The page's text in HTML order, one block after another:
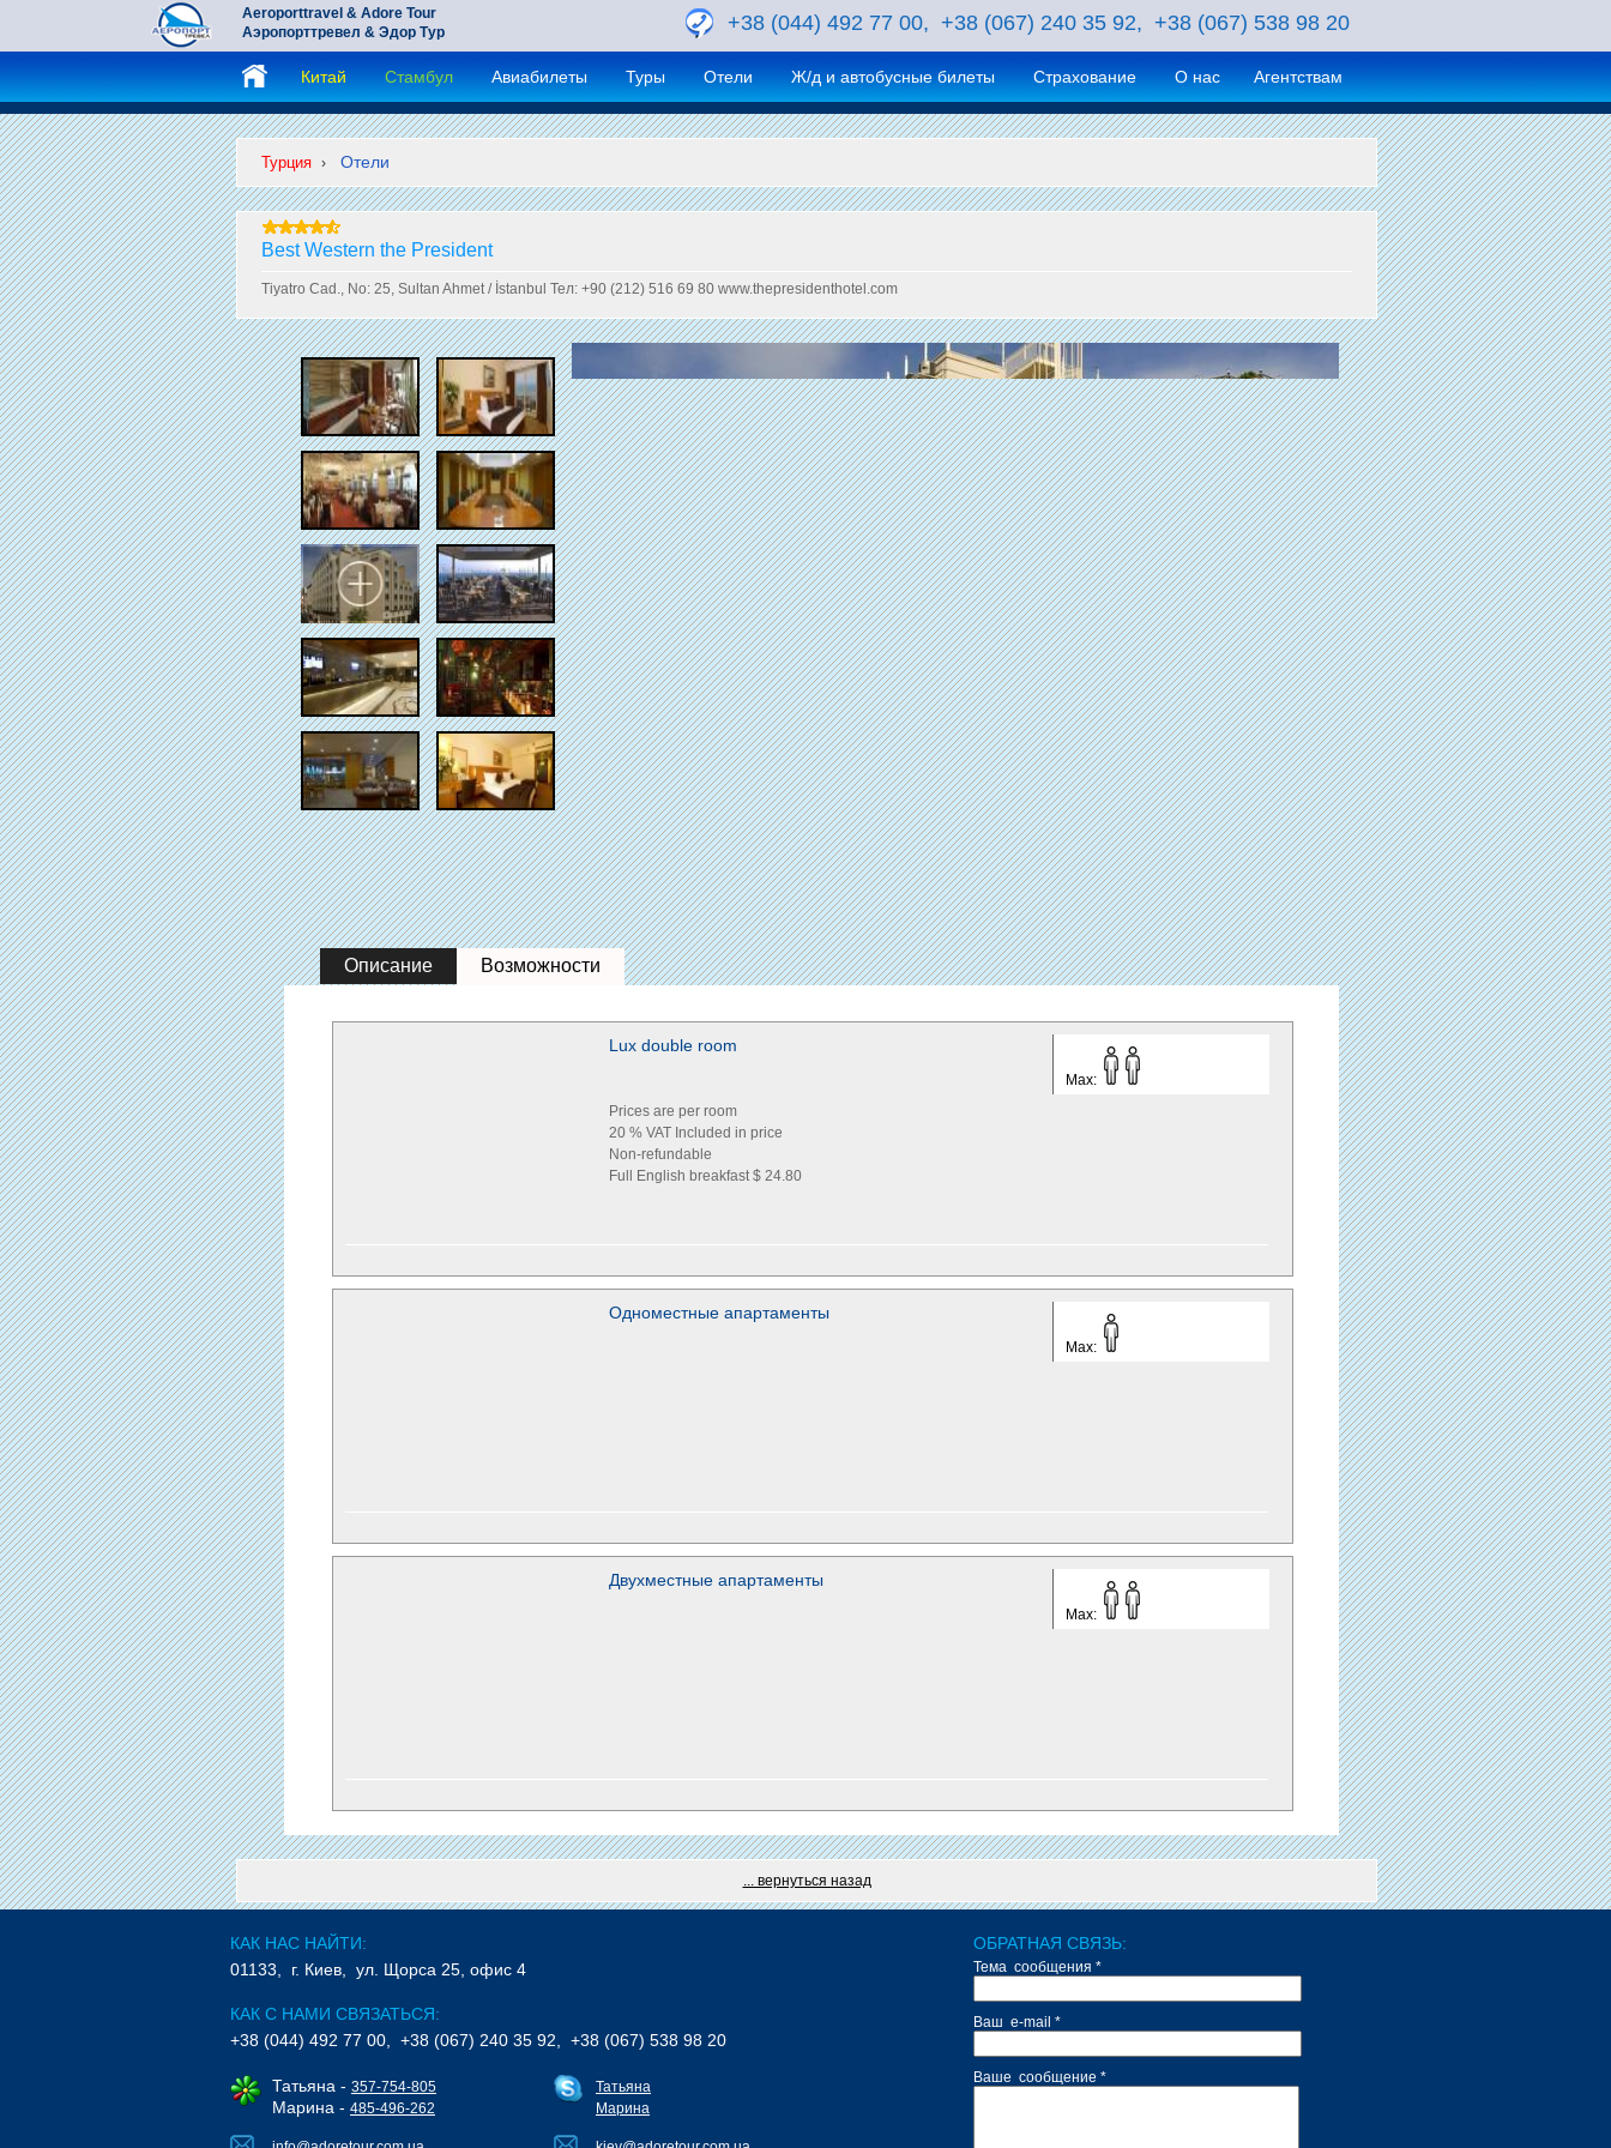
Aeroporttravel & Adore Tour
Аэропорттревел & Эдор Тур
+38 (044) 492 77 00, +38 (067) 240 35 92, +38 (067) 538 98 20
Китай Стамбул Авиабилеты Туры Отели Ж/д и автобусные билеты Страхование О нас Агентствам
Турция › Отели
Best Western the President
Tiyatro Cad., No: 25, Sultan Ahmet / İstanbul Тел: +90 (212) 516 69 80 www.thepresidenthotel.com
Описание Возможности
Lux double room
Max:
Prices are per room
20 % VAT Included in price
Non-refundable
Full English breakfast $ 24.80
Одноместные апартаменты
Max:
Двухместные апартаменты
Max:
... вернуться назад
КАК НАС НАЙТИ:
01133, г. Киев, ул. Щорса 25, офис 4
КАК С НАМИ СВЯЗАТЬСЯ:
+38 (044) 492 77 00, +38 (067) 240 35 92, +38 (067) 538 98 20
Татьяна - 357-754-805
Марина - 485-496-262
Татьяна
Марина
ОБРАТНАЯ СВЯЗЬ:
Тема сообщения *
Ваш e-mail *
Ваше сообщение *